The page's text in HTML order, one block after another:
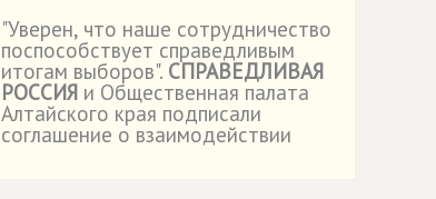
"Уверен, что наше сотрудничество
поспособствует справедливым
итогам выборов". СПРАВЕДЛИВАЯ
РОССИЯ и Общественная палата
Алтайского края подписали
соглашение о взаимодействии